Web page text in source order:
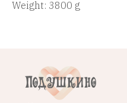
Weight: 3800 g